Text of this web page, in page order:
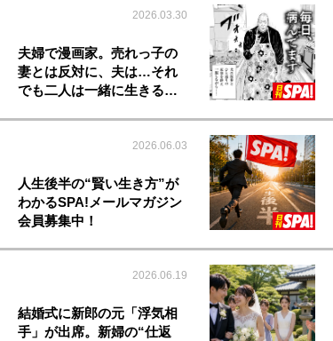
2026.03.30
夫婦で漫画家。売れっ子の
妻とは反対に、夫は…それ
でも二人は一緒に生きる…
2026.06.03
人生後半の“賢い生き方”が
わかるSPA!メールマガジン
会員募集中！
2026.06.19
結婚式に新郎の元「浮気相
手」が出席。新婦の“仕返